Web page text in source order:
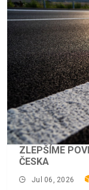
ZLEPŠÍME
ČESKA
Jul 06, 2026